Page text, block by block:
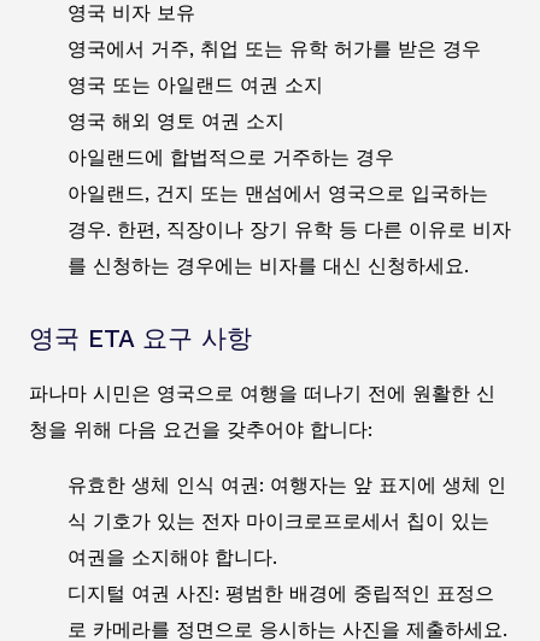
영국 비자 보유
영국에서 거주, 취업 또는 유학 허가를 받은 경우
영국 또는 아일랜드 여권 소지
영국 해외 영토 여권 소지
아일랜드에 합법적으로 거주하는 경우
아일랜드, 건지 또는 맨섬에서 영국으로 입국하는
경우. 한편, 직장이나 장기 유학 등 다른 이유로 비자
를 신청하는 경우에는 비자를 대신 신청하세요.
영국 ETA 요구 사항
파나마 시민은 영국으로 여행을 떠나기 전에 원활한 신
청을 위해 다음 요건을 갖추어야 합니다:
유효한 생체 인식 여권: 여행자는 앞 표지에 생체 인
식 기호가 있는 전자 마이크로프로세서 칩이 있는
여권을 소지해야 합니다.
디지털 여권 사진: 평범한 배경에 중립적인 표정으
로 카메라를 정면으로 응시하는 사진을 제출하세요.